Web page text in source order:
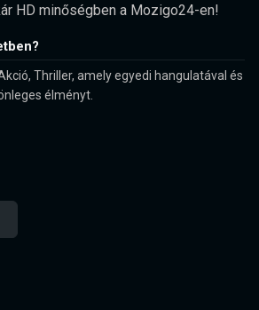
HD minőségben a Mozigo24-en!
Thriller, amely egyedi hangulatával és
élményt.